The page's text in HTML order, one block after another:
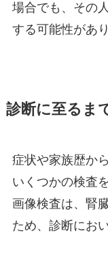
場合でも、その
する可能性があり
診断に至るま
症状や家族歴か
いくつかの検査
画像検査は、腎
ため、診断にお